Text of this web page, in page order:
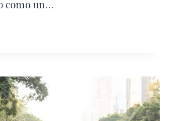
como un…